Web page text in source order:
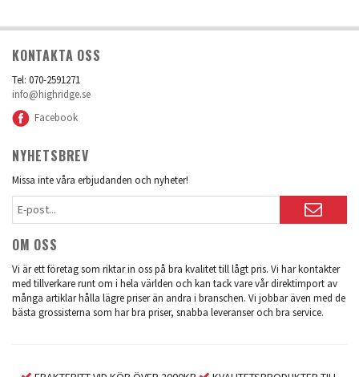
KONTAKTA OSS
Tel: 070-2591271
info@highridge.se
Facebook
NYHETSBREV
Missa inte våra erbjudanden och nyheter!
OM OSS
Vi är ett företag som riktar in oss på bra kvalitet till lågt pris. Vi har kontakter
med tillverkare runt om i hela världen och kan tack vare vår direktimport av
många artiklar hålla lägre priser än andra i branschen. Vi jobbar även med de
bästa grossisterna som har bra priser, snabba leveranser och bra service.